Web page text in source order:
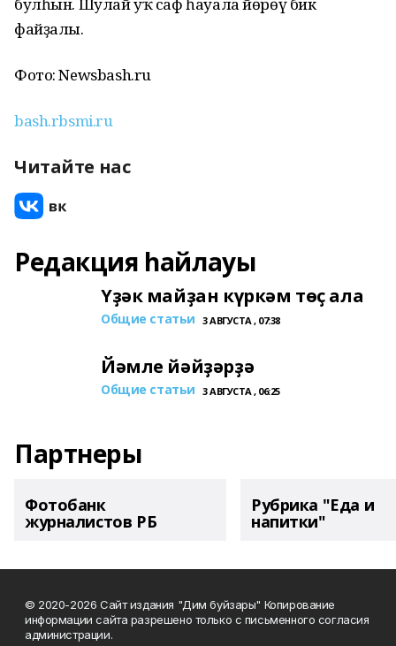
файҙалы.
Фото: Newsbash.ru
bash.rbsmi.ru
Читайте нас
Редакция һайлауы
Үҙәк майҙан күркәм төҫ ала
Общие статьи 3 АВГУСТА , 07:38
Йәмле йәйҙәрҙә
Общие статьи 3 АВГУСТА , 06:25
Партнеры
Фотобанк
журналистов РБ
Рубрика "Еда и
напитки"
© 2020-2026 Сайт издания "Дим буйзары" Копирование
информации сайта разрешено только с письменного согласия
администрации.